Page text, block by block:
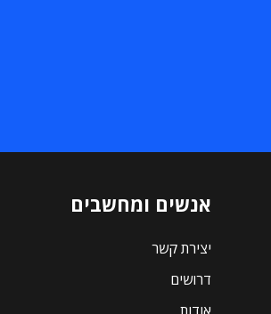
אנשים ומחשבים
יצירת קשר
דרושים